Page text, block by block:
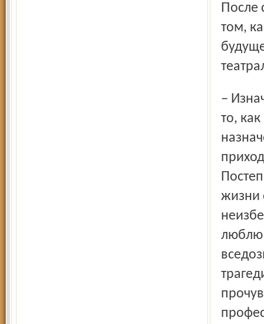
После спектакля мы беседуем с Полиной Борисовой о
том,
– Изначально я хотела сочинить спектакль про дорогу, про
то,
жизни
люблю